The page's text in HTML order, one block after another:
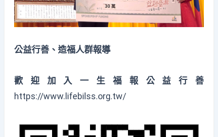
公益行善、造福人群報導
歡迎加入一生福報公益行善
https://www.lifebilss.org.tw/